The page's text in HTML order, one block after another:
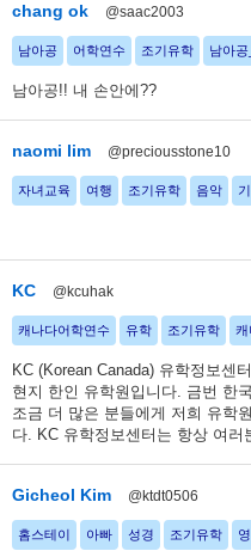
chang ok @saac2003
남아공 어학연수 조기유학 남아공
남아공!! 내 손안에??
naomi lim @preciousstone10
자녀교육 여행 조기유학 음악
KC @kcuhak
캐나다어학연수 유학 조기유학 캐
KC (Korean Canada) 유학정보센
현지 한인 유학원입니다. 금번 한
조금 더 많은 분들에게 저희 유학
다. KC 유학정보센터는 항상 여러
Gicheol Kim @ktdt0506
홈스테이 아빠 성경 조기유학